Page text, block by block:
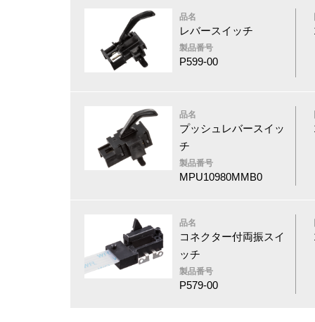
品名
レバースイッチ
製品番号
P599-00
品名
プッシュレバースイッ
チ
製品番号
MPU10980MMB0
品名
コネクター付両振スイ
ッチ
製品番号
P579-00